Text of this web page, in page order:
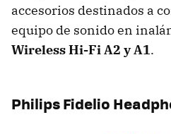
accesorios destinados a
equipo de sonido en
Wireless Hi-Fi A2 y A1.
Philips Fidelio